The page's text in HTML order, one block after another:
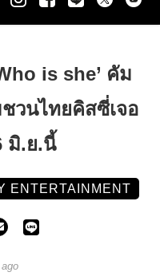
is she’ คัม
วนไทยคิสซี่เจอ
มิ.ย.นี้
ENTERTAINMENT